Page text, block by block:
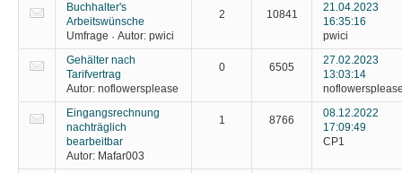
Buchhalter's
Arbeitswünsche
Umfrage · Autor: pwici
2 10841
21.04.2023
16:35:16
pwici
Gehälter nach
Tarifvertrag
Autor: noflowersplease
0 6505
27.02.2023
13:03:14
Eingangsrechnung
nachträglich
bearbeitbar
Autor: Mafar003
1 8766
08.12.2022
17:09:49
CP1